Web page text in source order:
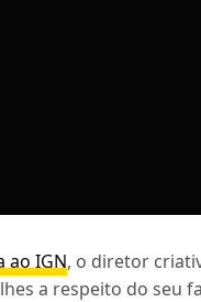
ao IGN, o diretor
a respeito do seu